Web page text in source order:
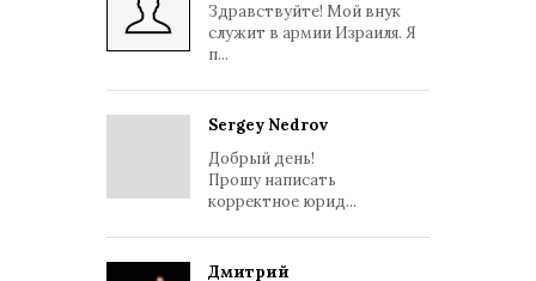
Здравствуйте! Мой внук
служит в армии Израиля. Я
п...
Sergey Nedrov
Добрый день!
Прошу написать
корректное юрид...
Дмитрий